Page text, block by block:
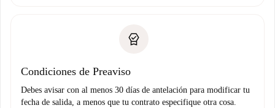
Condiciones de Preaviso
Debes avisar con al menos 30 días de antelación para modificar tu
fecha de salida, a menos que tu contrato especifique otra cosa.